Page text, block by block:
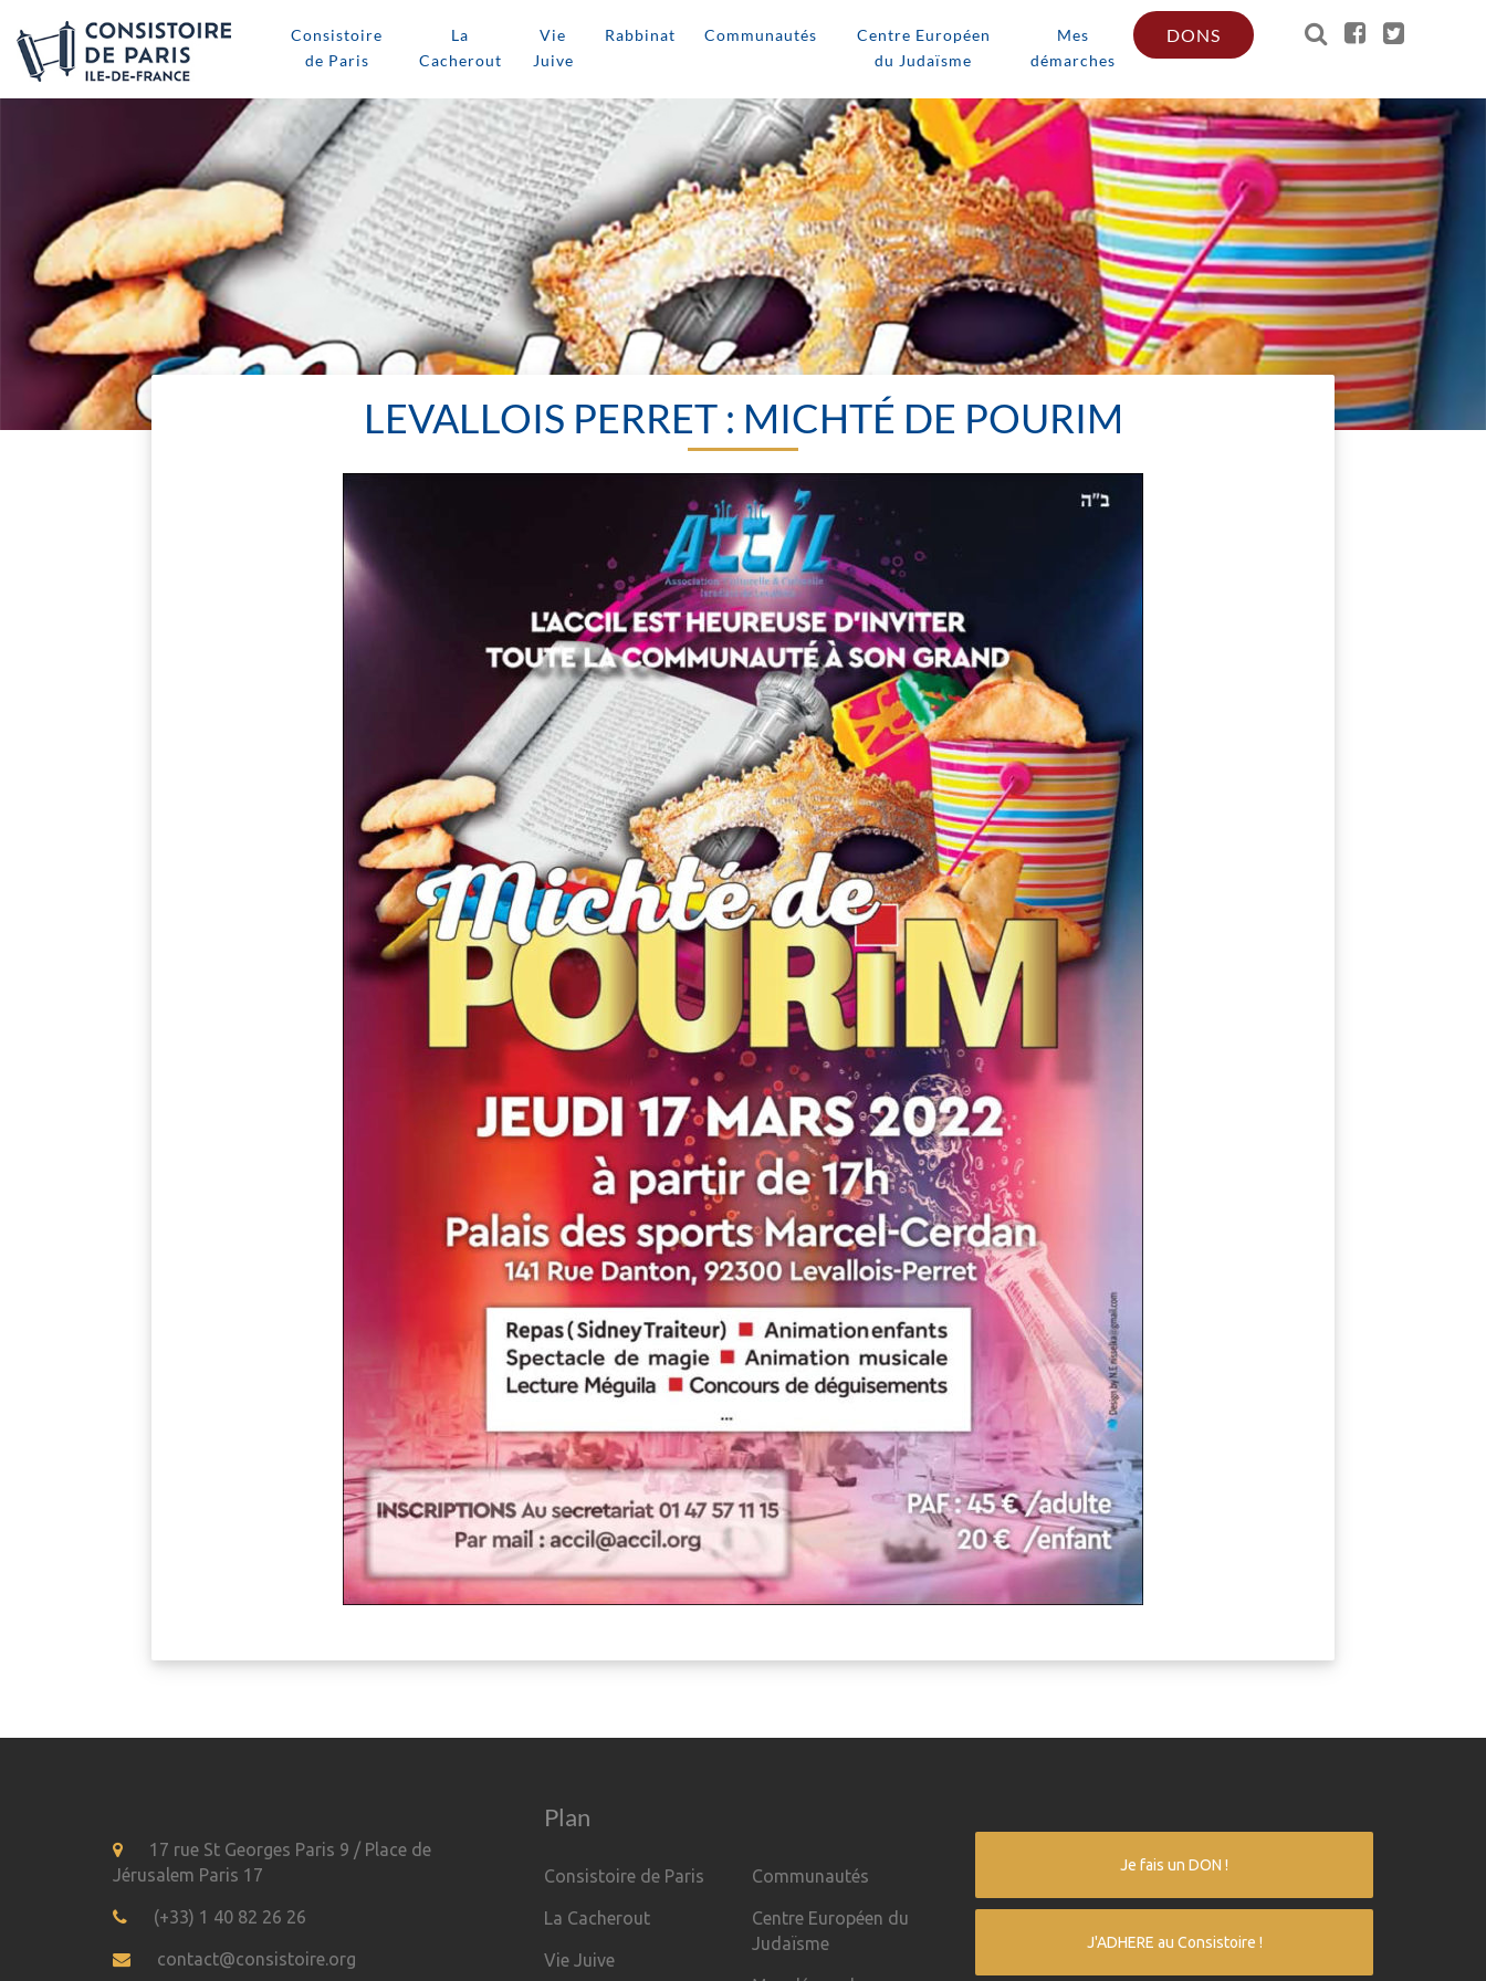
Consistoire
de Paris
La
Cacherout
Vie
Juive
Rabbinat Communautés
Centre Européen
du Judaïsme
Mes
démarches
DONS
LEVALLOIS PERRET : MICHTÉ DE POURIM
17 rue St Georges Paris 9 / Place de
Jérusalem Paris 17
(+33) 1 40 82 26 26
contact@consistoire.org
Plan
Consistoire de Paris
La Cacherout
Vie Juive
Communautés
Centre Européen du
Judaïsme
Je fais un DON !
J'ADHERE au Consistoire !